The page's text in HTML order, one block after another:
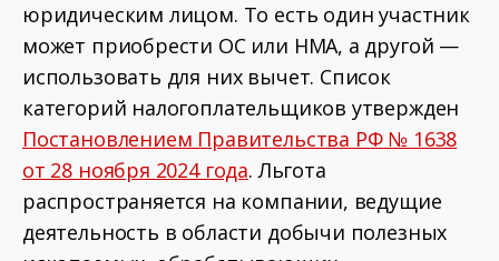
юридическим лицом. То есть один участник
может приобрести ОС или НМА, а другой —
использовать для них вычет. Список
категорий налогоплательщиков утвержден
Постановлением Правительства РФ № 1638
от 28 ноября 2024 года. Льгота
распространяется на компании, ведущие
деятельность в области добычи полезных